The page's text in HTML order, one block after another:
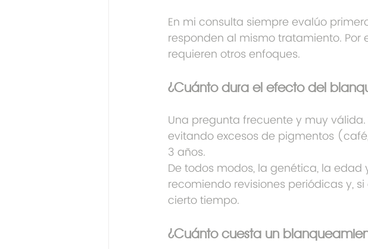
En mi consulta siempre evalúo
responden al mismo tratamiento.
requieren otros enfoques.
¿Cuánto dura el efecto del
Una pregunta frecuente y muy
evitando excesos de pigmentos
3 años.
De todos modos, la genética, la
recomiendo revisiones periódicas y,
cierto tiempo.
¿Cuánto cuesta un